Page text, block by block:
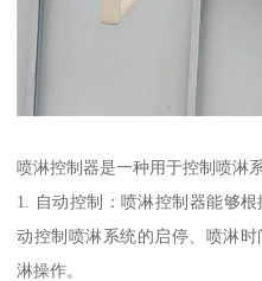
喷淋控制器是一种用于控制喷淋
1. 自动控制：喷淋控制器能够
动控制喷淋系统的启停、喷淋
淋操作。